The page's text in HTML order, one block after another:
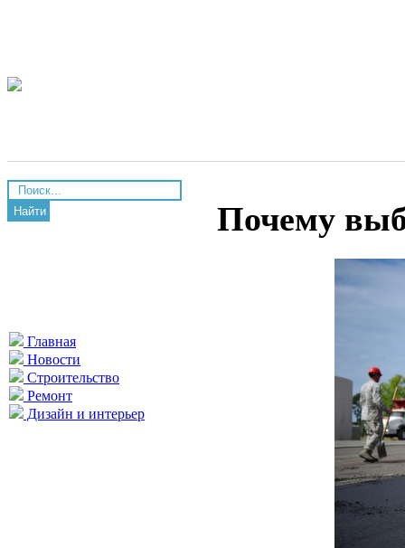
Найти
Главная
Новости
Строительство
Ремонт
Дизайн и интерьер
Почему